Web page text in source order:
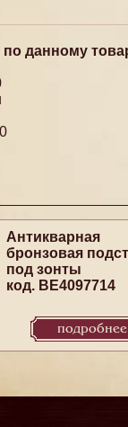
данному
Антикварная
бронзовая
под зонты
код. BE4097714
подробнее